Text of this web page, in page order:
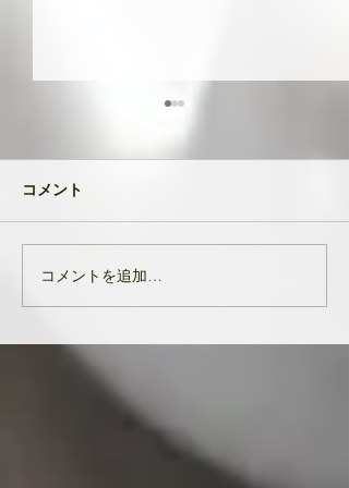
生徒さんと私
コメント
コメントを追加…